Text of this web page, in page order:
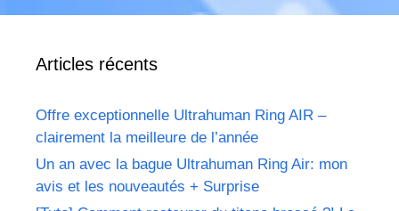
Articles récents
Offre exceptionnelle Ultrahuman Ring AIR –
clairement la meilleure de l’année
Un an avec la bague Ultrahuman Ring Air: mon
avis et les nouveautés + Surprise